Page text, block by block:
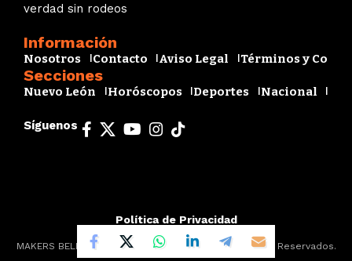
verdad sin rodeos
Información
Nosotros Contacto Aviso Legal Términos y
Secciones
Nuevo León Horóscopos Deportes Nacional
Síguenos
MAKERS BELIEVE - 2025 - 2026 © Todos los Derechos Reservados.
Política de Privacidad